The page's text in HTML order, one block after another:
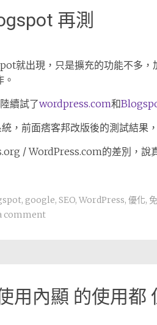
再測
就出現，只是擴充的功能不多，
續試了wordpress.com和
，前面痞客邦改版後的測試結果
/ WordPress.com的差別，說
, google, SEO, WordPress, 優化,
comment
用內顯 的使用都